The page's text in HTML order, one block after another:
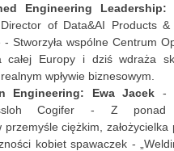
Engineering Leadership:
of Data&AI Products &
- Stworzyła wspólne Centrum
całej Europy i dziś wdraża
wpływie biznesowym.
Engineering: Ewa Jacek -
Cogifer - Z ponad
ciężkim, założycielka
kobiet spawaczek -